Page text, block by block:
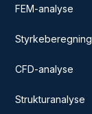
FEM-analyse
Styrkeberegning
CFD-analyse
Strukturanalyse